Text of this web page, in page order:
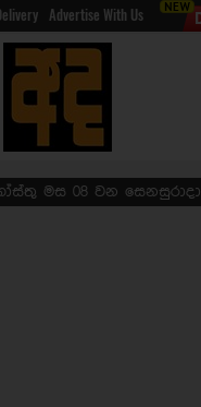
Advertise With Us
මස 08 වන සෙනසුරාදා